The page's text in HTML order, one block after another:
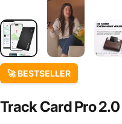
🚀 BESTSELLER
TrackCardPro2.0